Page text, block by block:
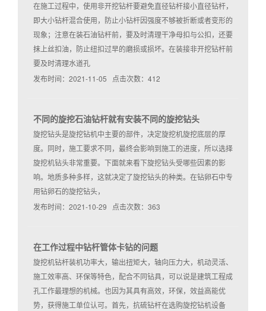
在施工过程中，使用非开挖钻杆要避免直径钻杆接小直径钻杆，
即大小钻杆混合使用，防止小钻杆因强度不够被折断或者变形的
现象；注意在装石油钻杆前，要及时清理干净母扣与公扣，还要
抹上丝扣油，防止纽扣过早的磨损或损坏。在装接非开挖钻杆前
要及时清理水道孔
发布时间：2021-11-05 点击次数：412
不同的旋挖石油钻杆就有安装不同的旋挖钻头
旋挖钻头是旋挖钻机中主要的部件，决定旋挖机旋挖底层的厚
度。同时，施工要求不同，最终会影响到施工的进度，所以选择
旋挖机钻头非常重要。下面就来看下旋挖钻头受哪些因素的影
响。地质多种多样，这就决定了旋挖钻头的种类。在钻卵石中专
用钻卵石的旋挖钻头，
发布时间：2021-10-29 点击次数：363
在工作过程中钻杆管体卡钻的问题
旋挖机钻杆装机功率大，输出扭矩大，轴向压力大，机动灵活、
施工效率高、环保等特色，配合不同钻具，可以说是建筑工程成
孔工作最理想的机械。也因为其具有高效，环保，效益高能优
势，获得施工单位认可。首先，抗硫钻杆在选购旋挖钻机设备